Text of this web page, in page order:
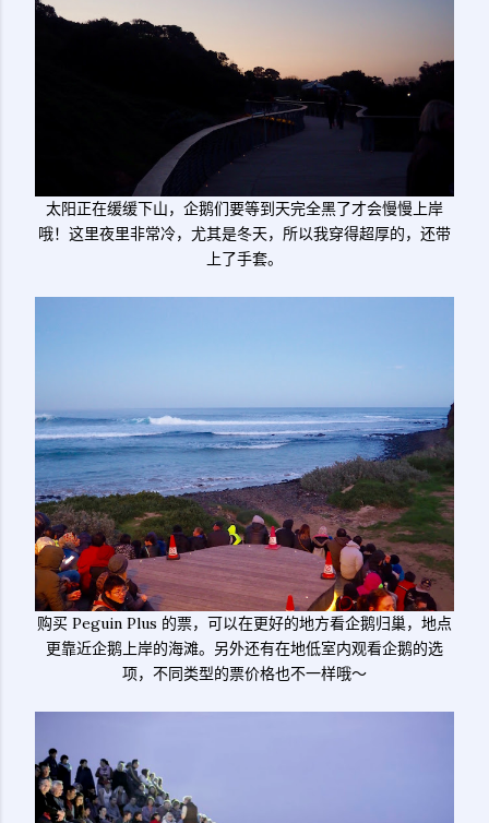
太阳正在缓缓下山，企鹅们要等到天完全黑了才会慢慢上岸
哦！这里夜里非常冷，尤其是冬天，所以我穿得超厚的，还带
上了手套。
购买 Peguin Plus 的票，可以在更好的地方看企鹅归巢，地点
更靠近企鹅上岸的海滩。另外还有在地低室内观看企鹅的选
项，不同类型的票价格也不一样哦～